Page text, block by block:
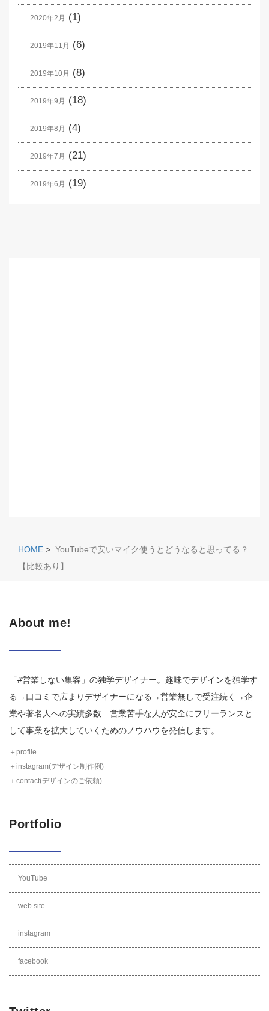
2020年2月 (1)
2019年11月 (6)
2019年10月 (8)
2019年9月 (18)
2019年8月 (4)
2019年7月 (21)
2019年6月 (19)
HOME > YouTubeで安いマイク使うとどうなると思ってる？
【比較あり】
About me!
「#営業しない集客」の独学デザイナー。趣味でデザインを独学す
る→口コミで広まりデザイナーになる→営業無しで受注続く→企
業や著名人への実績多数 営業苦手な人が安全にフリーランスと
して事業を拡大していくためのノウハウを発信します。
＋profile
＋instagram(デザイン制作例)
＋contact(デザインのご依頼)
Portfolio
YouTube
web site
instagram
facebook